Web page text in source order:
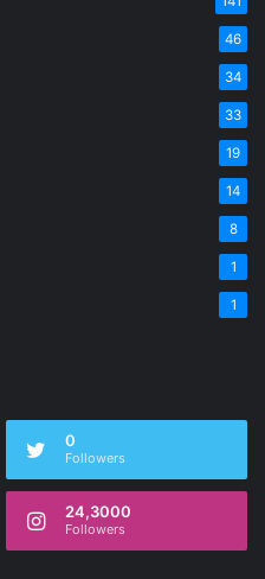
46
34
33
19
14
8
1
1
0
Followers
24,3000
Followers